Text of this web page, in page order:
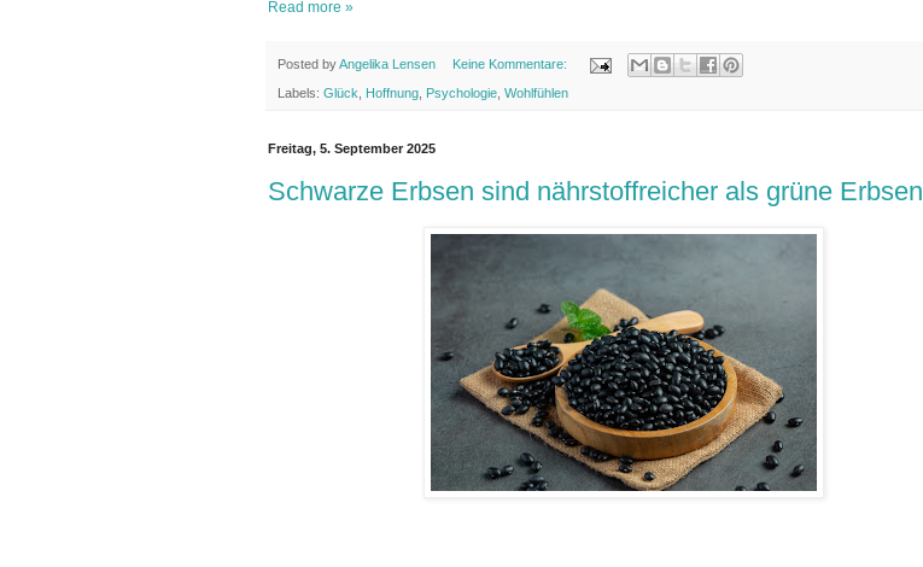
Read more »
Posted byAngelika Lensen Keine Kommentare:
Labels: Glück Hoffnung Psychologie Wohlfühlen
Freitag, 5. September 2025
Schwarze Erbsen sind nährstoffreicher als grüne Erbsen